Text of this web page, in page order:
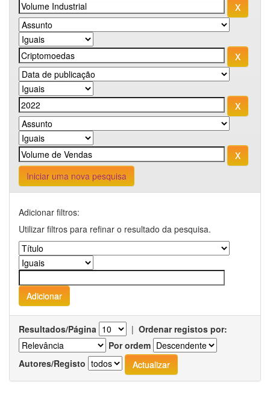
Iniciar uma nova pesquisa
Adicionar filtros:
Utilizar filtros para refinar o resultado da pesquisa.
Resultados/Página | Ordenar registos por:
Por ordem
Autores/Registo